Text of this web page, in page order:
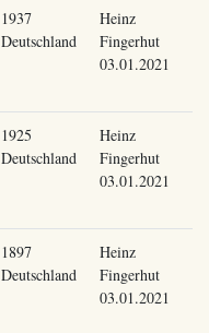
1937
Deutschland
Heinz
Fingerhut
03.01.2021
1925
Deutschland
Heinz
Fingerhut
03.01.2021
1897
Deutschland
Heinz
Fingerhut
03.01.2021